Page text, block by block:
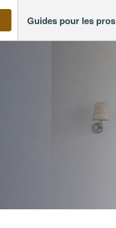
Guides pour les pros